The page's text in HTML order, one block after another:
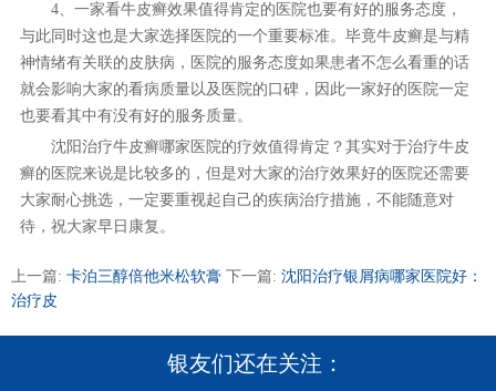
4、一家看牛皮癣效果值得肯定的医院也要有好的服务态度，
与此同时这也是大家选择医院的一个重要标准。毕竟牛皮癣是与精
神情绪有关联的皮肤病，医院的服务态度如果患者不怎么看重的话
就会影响大家的看病质量以及医院的口碑，因此一家好的医院一定
也要看其中有没有好的服务质量。
沈阳治疗牛皮癣哪家医院的疗效值得肯定？其实对于治疗牛皮
癣的医院来说是比较多的，但是对大家的治疗效果好的医院还需要
大家耐心挑选，一定要重视起自己的疾病治疗措施，不能随意对
待，祝大家早日康复。
上一篇: 卡泊三醇倍他米松软膏 下一篇: 沈阳治疗银屑病哪家医院好：
治疗皮
银友们还在关注：